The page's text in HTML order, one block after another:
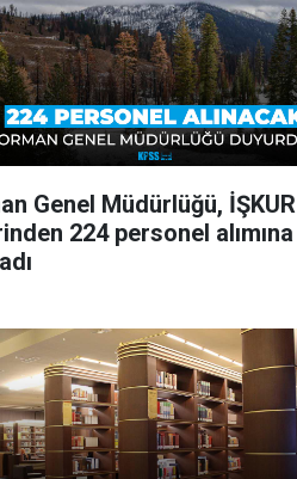
Genel Müdürlüğü, İŞKUR
224 personel alımına